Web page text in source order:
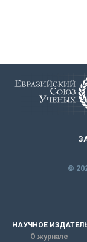
©
НАУЧНОЕ
О журнале